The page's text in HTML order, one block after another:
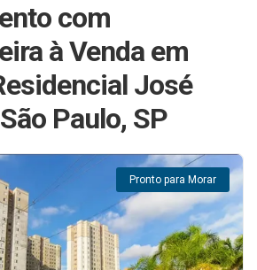
com
à Venda em
José
Paulo, SP
Pronto para Morar